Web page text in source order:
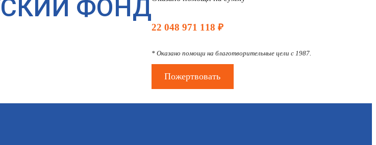
ФОНД
22 048 971 118 ₽
* Оказано помощи на благотворительные цели с 1987.
Пожертвовать